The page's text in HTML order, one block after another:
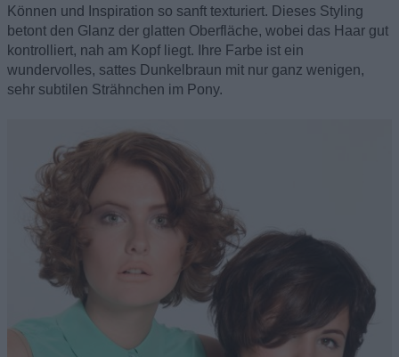
Können und Inspiration so sanft texturiert. Dieses Styling
betont den Glanz der glatten Oberfläche, wobei das Haar gut
kontrolliert, nah am Kopf liegt. Ihre Farbe ist ein
wundervolles, sattes Dunkelbraun mit nur ganz wenigen,
sehr subtilen Strähnchen im Pony.